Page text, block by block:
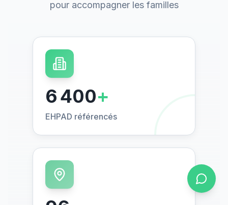
pour accompagner les familles
6 400+
EHPAD référencés